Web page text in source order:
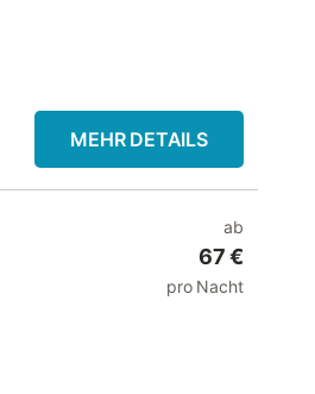
MEHR DETAILS
ab
67 €
pro Nacht